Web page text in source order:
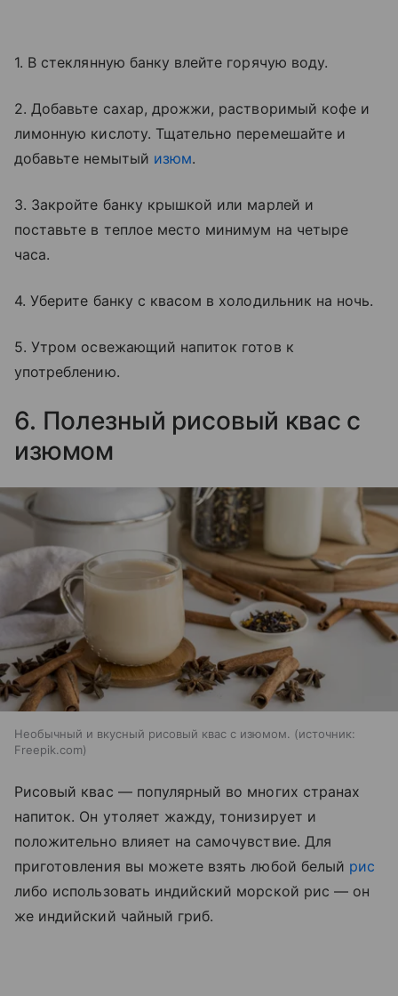
1. В стеклянную банку влейте горячую воду.
2. Добавьте сахар, дрожжи, растворимый кофе и
лимонную кислоту. Тщательно перемешайте и
добавьте немытый изюм.
3. Закройте банку крышкой или марлей и
поставьте в теплое место минимум на четыре
часа.
4. Уберите банку с квасом в холодильник на ночь.
5. Утром освежающий напиток готов к
употреблению.
6. Полезный рисовый квас с
изюмом
Необычный и вкусный рисовый квас с изюмом.
источник:
Freepik.com
Рисовый квас — популярный во многих странах
напиток. Он утоляет жажду, тонизирует и
положительно влияет на самочувствие. Для
приготовления вы можете взять любой белый рис
либо использовать индийский морской рис — он
же индийский чайный гриб.